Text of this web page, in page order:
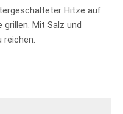
Hitze auf
grillen. Mit Salz und
reichen.